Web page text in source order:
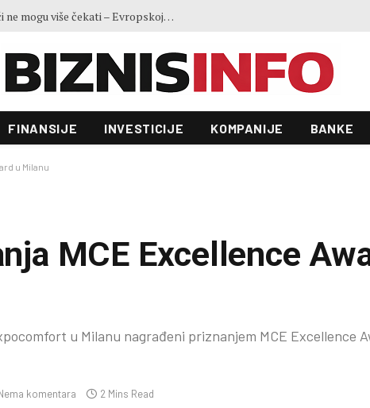
Ministar Forto: Profesionalni vozači ne mogu više čekati – Evropskoj komisiji ponudili smo provodivo rješenje
FINANSIJE INVESTICIJE KOMPANIJE BANKE
u Milanu
MCE Excellence
u Milanu nagrađeni priznanjem MCE Excellence
komentara 2 Mins Read